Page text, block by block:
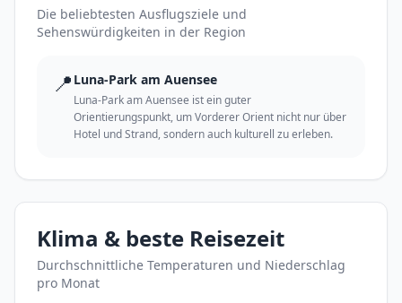
Die beliebtesten Ausflugsziele und
Sehenswürdigkeiten in der Region
📍 Luna-Park am Auensee
Luna-Park am Auensee ist ein guter
Orientierungspunkt, um Vorderer Orient nicht nur über
Hotel und Strand, sondern auch kulturell zu erleben.
Klima & beste Reisezeit
Durchschnittliche Temperaturen und Niederschlag
pro Monat